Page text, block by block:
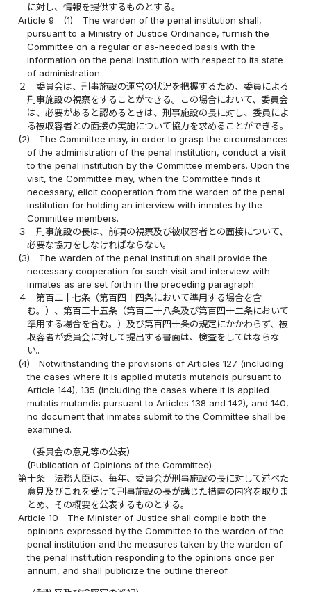
に対し、情報を提供するものとする。
Article 9
(1)
The warden of the penal institution shall,
pursuant to a Ministry of Justice Ordinance, furnish the
Committee on a regular or as-needed basis with the
information on the penal institution with respect to its state
of administration.
２
委員会は、刑事施設の運営の状況を把握するため、委員による
刑事施設の視察をすることができる。この場合において、委員会
は、必要があると認めるときは、刑事施設の長に対し、委員によ
る被収容者との面接の実施について協力を求めることができる。
(2)
The Committee may, in order to grasp the circumstances
of the administration of the penal institution, conduct a visit
to the penal institution by the Committee members. Upon the
visit, the Committee may, when the Committee finds it
necessary, elicit cooperation from the warden of the penal
institution for holding an interview with inmates by the
Committee members.
３
刑事施設の長は、前項の視察及び被収容者との面接について、
必要な協力をしなければならない。
(3)
The warden of the penal institution shall provide the
necessary cooperation for such visit and interview with
inmates as are set forth in the preceding paragraph.
４
第百二十七条（第百四十四条において準用する場合を含
む。）、第百三十五条（第百三十八条及び第百四十二条において
準用する場合を含む。）及び第百四十条の規定にかかわらず、被
収容者が委員会に対して提出する書面は、検査をしてはならな
い。
(4)
Notwithstanding the provisions of Articles 127 (including
the cases where it is applied mutatis mutandis pursuant to
Article 144), 135 (including the cases where it is applied
mutatis mutandis pursuant to Articles 138 and 142), and 140,
no document that inmates submit to the Committee shall be
examined.
（委員会の意見等の公表）
(Publication of Opinions of the Committee)
第十条
法務大臣は、毎年、委員会が刑事施設の長に対して述べた
意見及びこれを受けて刑事施設の長が講じた措置の内容を取りま
とめ、その概要を公表するものとする。
Article 10
The Minister of Justice shall compile both the
opinions expressed by the Committee to the warden of the
penal institution and the measures taken by the warden of
the penal institution responding to the opinions once per
annum, and shall publicize the outline thereof.